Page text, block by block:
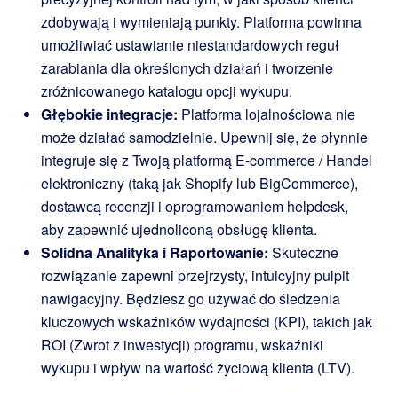
zdobywają i wymieniają punkty. Platforma powinna
umożliwiać ustawianie niestandardowych reguł
zarabiania dla określonych działań i tworzenie
zróżnicowanego katalogu opcji wykupu.
Głębokie integracje: Platforma lojalnościowa nie
może działać samodzielnie. Upewnij się, że płynnie
integruje się z Twoją platformą E-commerce / Handel
elektroniczny (taką jak Shopify lub BigCommerce),
dostawcą recenzji i oprogramowaniem helpdesk,
aby zapewnić ujednoliconą obsługę klienta.
Solidna Analityka i Raportowanie: Skuteczne
rozwiązanie zapewni przejrzysty, intuicyjny pulpit
nawigacyjny. Będziesz go używać do śledzenia
kluczowych wskaźników wydajności (KPI), takich jak
ROI (Zwrot z inwestycji) programu, wskaźniki
wykupu i wpływ na wartość życiową klienta (LTV).